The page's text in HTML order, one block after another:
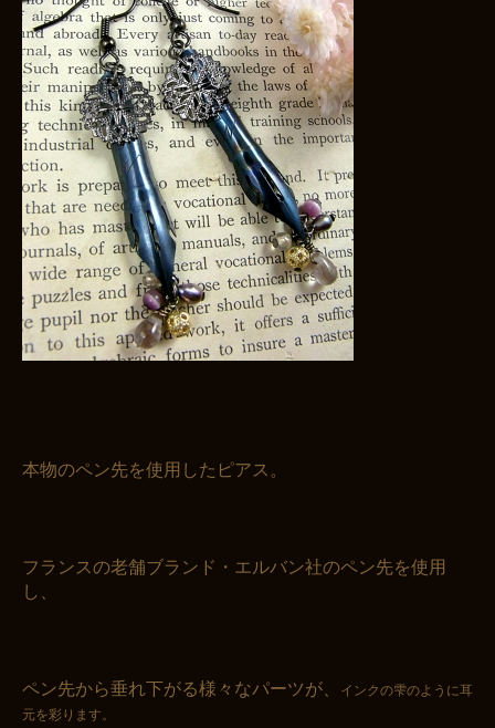
お買い物を続ける カートへ進む
本物のペン先を使用したピアス。
フランスの老舗ブランド・エルバン社のペン先を使用
し、
ペン先から垂れ下がる様々なパーツが、
インクの雫のように耳
元を彩ります。